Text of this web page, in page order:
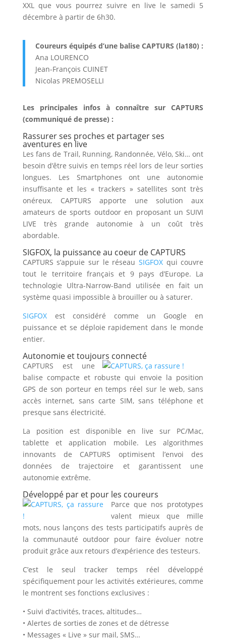
XXL que vous pourrez suivre en live le samedi 5
décembre à partir de 6h30.
Coureurs équipés d’une balise CAPTURS (la180) :
Ana LOURENCO
Jean-François CUINET
Nicolas PREMOSELLI
Les principales infos à connaître sur CAPTURS
(communiqué de presse) :
Rassurer ses proches et partager ses
aventures en live
Les fans de Trail, Running, Randonnée, Vélo, Ski… ont
besoin d’être suivis en temps réel lors de leur sorties
longues. Les Smartphones ont une autonomie
insuffisante et les « trackers » satellites sont très
onéreux. CAPTURS apporte une solution aux
amateurs de sports outdoor en proposant un SUIVI
LIVE très grande autonomie à un coût très
abordable.
SIGFOX, la puissance au coeur de CAPTURS
CAPTURS s’appuie sur le réseau SIGFOXqui couvre
tout le territoire français et 9 pays d’Europe. La
technologie Ultra-Narrow-Band utilisée en fait un
système quasi impossible à brouiller ou à saturer.
SIGFOXest considéré comme un Google en
puissance et se déploie rapidement dans le monde
entier.
Autonomie et toujours connecté
CAPTURS est une
balise compacte et robuste qui envoie la position
GPS de son porteur en temps réel sur le web, sans
accès internet, sans carte SIM, sans téléphone et
presque sans électricité.
La position est disponible en live sur PC/Mac,
tablette et application mobile. Les algorithmes
innovants de CAPTURS optimisent l’envoi des
données de trajectoire et garantissent une
autonomie extrême.
Développé par et pour les coureurs
Parce que nos prototypes
valent mieux que mille
mots, nous lançons des tests participatifs auprès de
la communauté outdoor pour faire évoluer notre
produit grâce aux retours d’expérience des testeurs.
C’est le seul tracker temps réel développé
spécifiquement pour les activités extérieures, comme
le montrent ses fonctions exclusives :
• Suivi d’activités, traces, altitudes…
• Alertes de sorties de zones et de détresse
• Messages « Live » sur mail, SMS…